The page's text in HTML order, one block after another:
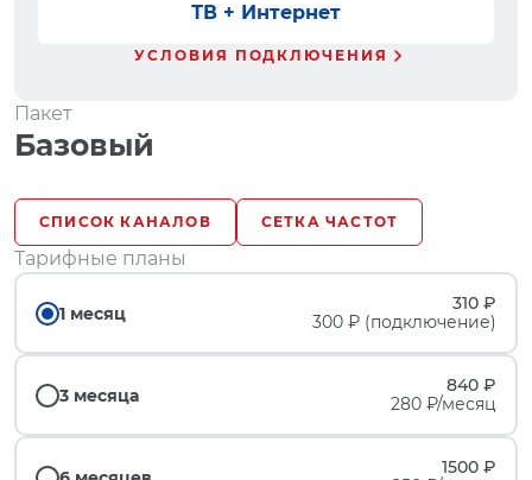
ТВ + Интернет
УСЛОВИЯ ПОДКЛЮЧЕНИЯ
Пакет
Базовый
СПИСОК КАНАЛОВ СЕТКА ЧАСТОТ
Тарифные планы
1 месяц
310 ₽
300 ₽ (подключение)
3 месяца
840 ₽
280 ₽/месяц
1500 ₽